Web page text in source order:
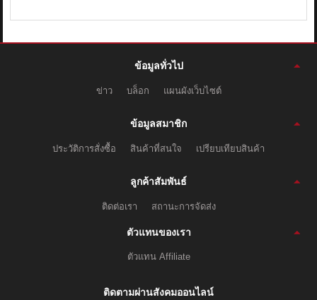
ข้อมูลทั่วไป
ข่าว บล็อก แผนผังเว็บไซต์
ข้อมูลสมาชิก
ประวัติการสั่งซื้อ สินค้าที่สนใจ เปรียบเทียบสินค้า
ลูกค้าสัมพันธ์
ติดต่อเรา สถานะการจัดส่ง
ตัวแทนของเรา
ตัวแทน Affiliate
ติดตามผ่านสังคมออนไลน์